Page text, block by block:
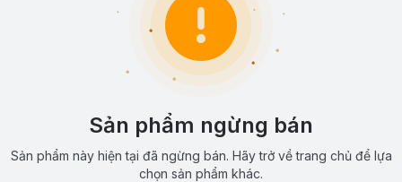
Sản phẩm ngừng bán
Sản phẩm này hiện tại đã ngừng bán. Hãy trở về trang chủ để lựa
chọn sản phẩm khác.